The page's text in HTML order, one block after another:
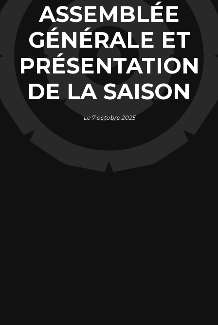
ASSEMBLÉE
GÉNÉRALE ET
PRÉSENTATION
DE LA SAISON
Le 7 octobre 2025